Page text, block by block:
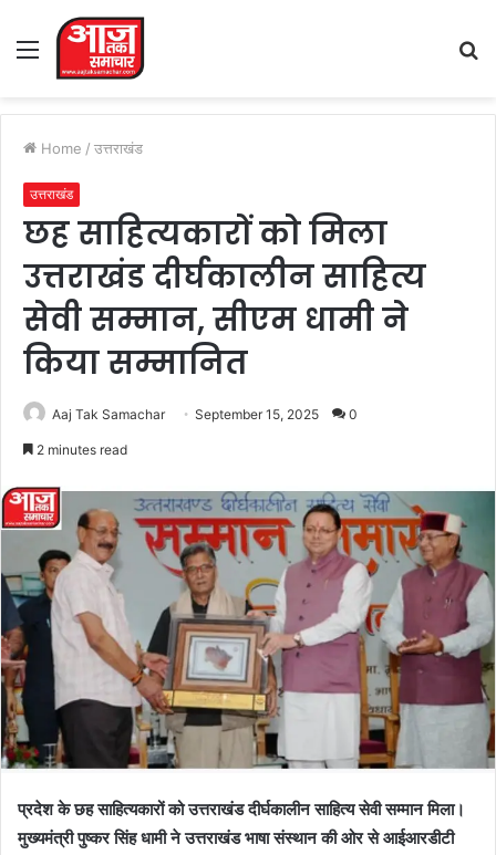
Menu
Home / उत्तराखंड
उत्तराखंड
छह साहित्यकारों को मिला
उत्तराखंड दीर्घकालीन साहित्य
सेवी सम्मान, सीएम धामी ने
किया सम्मानित
Aaj Tak Samachar September 15, 2025 0
2 minutes read
प्रदेश के छह साहित्यकारों को उत्तराखंड दीर्घकालीन साहित्य सेवी सम्मान मिला।
मुख्यमंत्री पुष्कर सिंह धामी ने उत्तराखंड भाषा संस्थान की ओर से आईआरडीटी